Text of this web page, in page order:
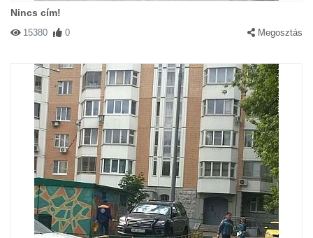
Nincs cím!
15380 0 Megosztás